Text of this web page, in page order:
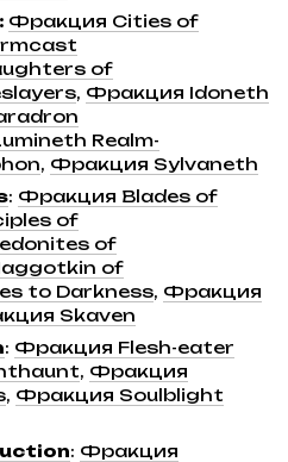
: Фракция Cities of
of
, Фракция Idoneth
Realm-
, Фракция Sylvaneth
: Фракция Blades of
of
of
of
to Darkness, Фракция
Skaven
: Фракция Flesh-eater
, Фракция
, Фракция Soulblight
: Фракция